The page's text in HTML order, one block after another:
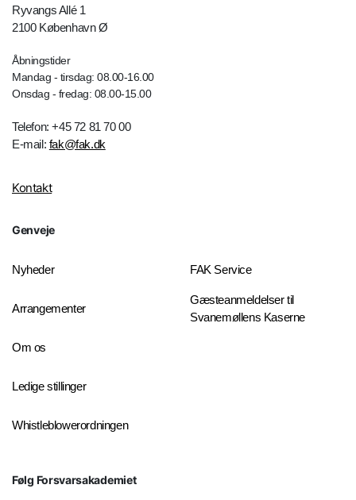
Ryvangs Allé 1
2100 København Ø
Åbningstider
Mandag - tirsdag: 08.00-16.00
Onsdag - fredag: 08.00-15.00
Telefon: +45 72 81 70 00
E-mail: fak@fak.dk
Kontakt
Genveje
Nyheder
Arrangementer
Om os
Ledige stillinger
Whistleblowerordningen
FAK Service
Gæsteanmeldelser til
Svanemøllens Kaserne
Følg Forsvarsakademiet